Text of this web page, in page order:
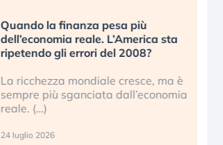
Quando la finanza pesa più
dell’economia reale. L’America sta
ripetendo gli errori del 2008?
La ricchezza mondiale cresce, ma è
sempre più sganciata dall’economia
reale. (…)
24 luglio 2026